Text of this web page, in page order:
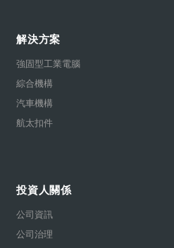
解決方案
強固型工業電腦
綜合機構
汽車機構
航太扣件
投資人關係
公司資訊
公司治理